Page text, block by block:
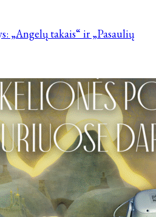
„Angelų takais“ ir „Pasaulių